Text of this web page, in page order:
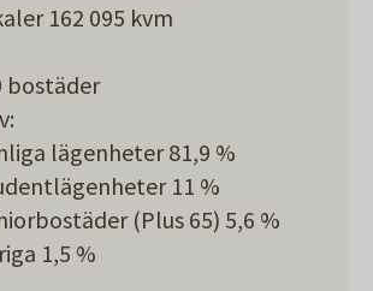
162 095 kvm
bostäder
lägenheter 81,9 %
11 %
(Plus 65) 5,6 %
1,5 %